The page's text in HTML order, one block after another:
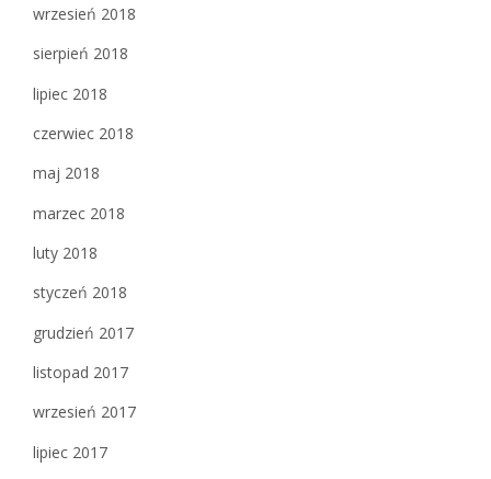
wrzesień 2018
sierpień 2018
lipiec 2018
czerwiec 2018
maj 2018
marzec 2018
luty 2018
styczeń 2018
grudzień 2017
listopad 2017
wrzesień 2017
lipiec 2017